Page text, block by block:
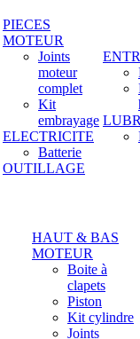
PIECES
MOTEUR
Joints
moteur
complet
Kit
embrayage
ELECTRICITE
Batterie
OUTILLAGE
HAUT & BAS
MOTEUR
Boite à
clapets
Piston
Kit cylindre
Joints